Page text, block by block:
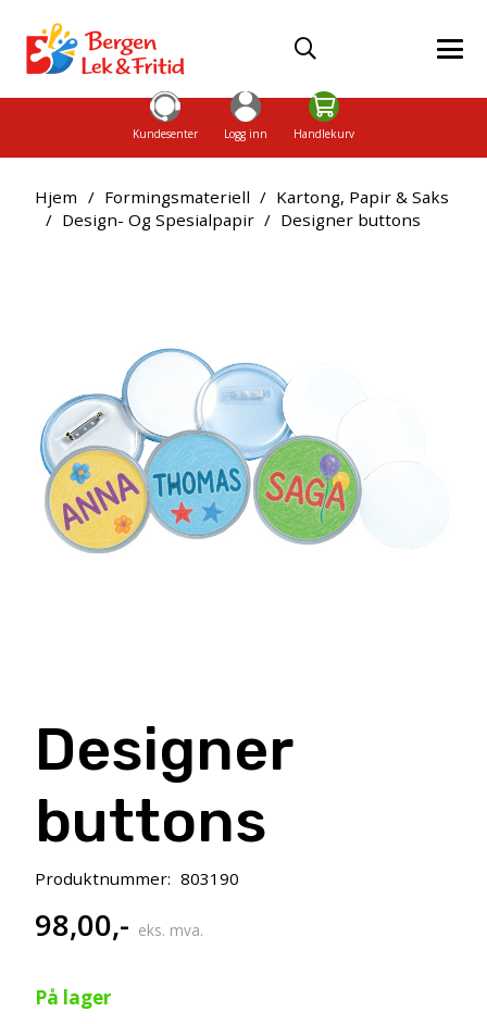
Kundesenter Logg inn Handlekurv
Hjem / Formingsmateriell / Kartong, Papir & Saks
/ Design- Og Spesialpapir / Designer buttons
Designer
buttons
Produktnummer: 803190
98,00,- eks. mva.
På lager